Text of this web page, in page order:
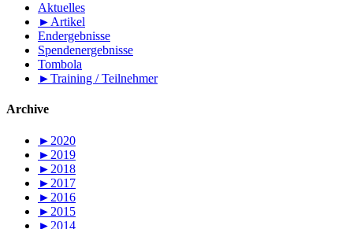
Aktuelles
► Artikel
Endergebnisse
Spendenergebnisse
Tombola
►Training / Teilnehmer
Archive
► 2020
► 2019
► 2018
► 2017
► 2016
► 2015
► 2014